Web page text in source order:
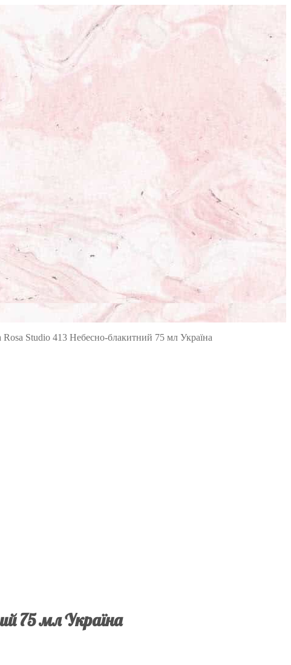
Studio 413 Небесно-блакитний 75 мл Україна
75 мл Україна